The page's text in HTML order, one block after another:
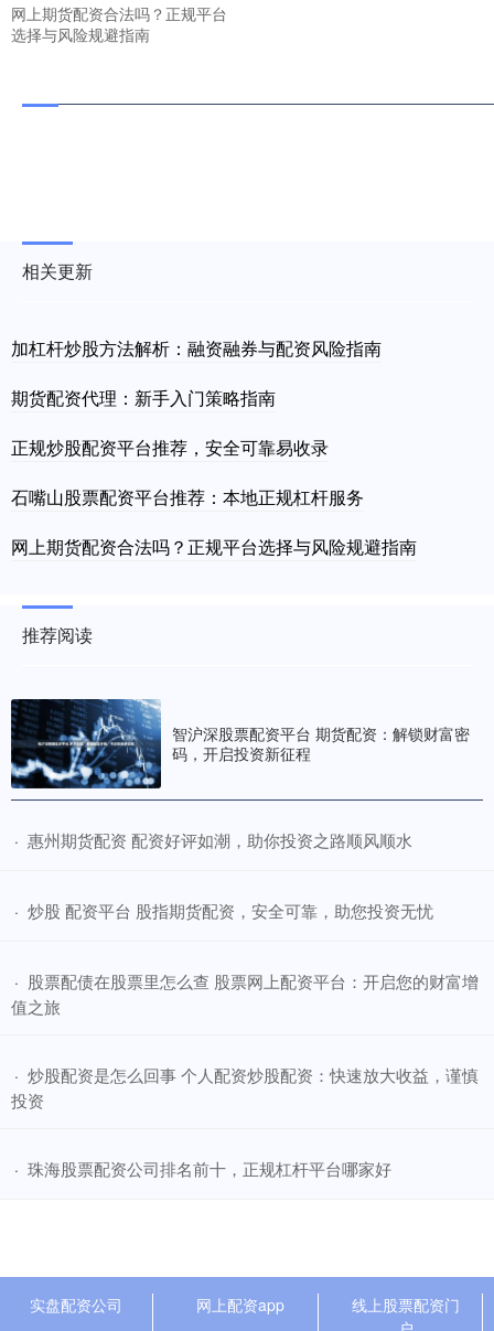
网上期货配资合法吗？正规平台
选择与风险规避指南
相关更新
加杠杆炒股方法解析：融资融券与配资风险指南
期货配资代理：新手入门策略指南
正规炒股配资平台推荐，安全可靠易收录
石嘴山股票配资平台推荐：本地正规杠杆服务
网上期货配资合法吗？正规平台选择与风险规避指南
推荐阅读
智沪深股票配资平台 期货配资：解锁财富密
码，开启投资新征程
· ​惠州期货配资 配资好评如潮，助你投资之路顺风顺水
· ​炒股 配资平台 股指期货配资，安全可靠，助您投资无忧
· ​股票配债在股票里怎么查 股票网上配资平台：开启您的财富增
值之旅
· ​炒股配资是怎么回事 个人配资炒股配资：快速放大收益，谨慎
投资
· ​珠海股票配资公司排名前十，正规杠杆平台哪家好
实盘配资公司 网上配资app
线上股票配资门